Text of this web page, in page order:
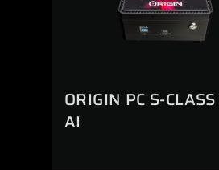
ORIGIN PC S-
AI